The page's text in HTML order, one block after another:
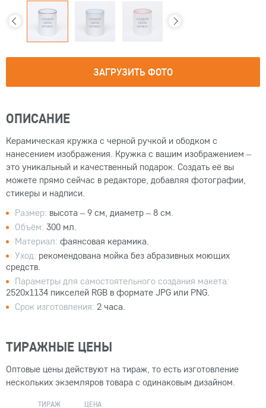
ЗАГРУЗИТЬ ФОТО
ОПИСАНИЕ
Керамическая кружка с черной ручкой и ободком с
нанесением изображения. Кружка с вашим изображением –
это уникальный и качественный подарок. Создать её вы
можете прямо сейчас в редакторе, добавляя фотографии,
стикеры и надписи.
Размер: высота – 9 см, диаметр – 8 см.
Объём: 300 мл.
Материал: фаянсовая керамика.
Уход: рекомендована мойка без абразивных моющих
средств.
Параметры для самостоятельного создания макета:
2520x1134 пикселей RGB в формате JPG или PNG.
Срок изготовления: 2 часа.
ТИРАЖНЫЕ ЦЕНЫ
Оптовые цены действуют на тираж, то есть изготовление
нескольких экземляров товара с одинаковым дизайном.
ТИРАЖ ЦЕНА